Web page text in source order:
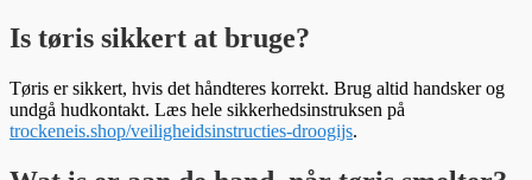
Is tøris sikkert at bruge?
Tøris er sikkert, hvis det håndteres korrekt. Brug altid handsker og
undgå hudkontakt. Læs hele sikkerhedsinstruksen på
trockeneis.shop/veiligheidsinstructies-droogijs.